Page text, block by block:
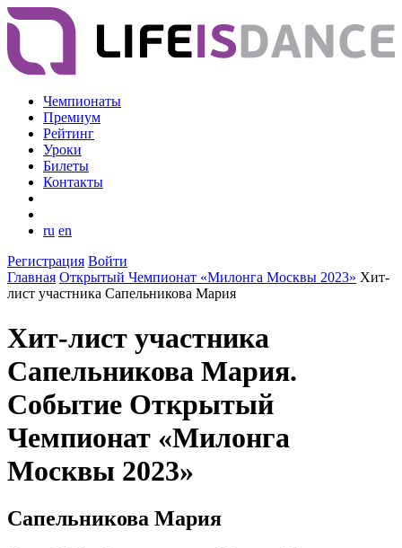
Чемпионаты
Премиум
Рейтинг
Уроки
Билеты
Контакты
ru en
Регистрация Войти
Главная Открытый Чемпионат «Милонга Москвы 2023» Хит-
лист участника Сапельникова Мария
Хит-лист участника
Сапельникова Мария.
Событие Открытый
Чемпионат «Милонга
Москвы 2023»
Сапельникова Мария